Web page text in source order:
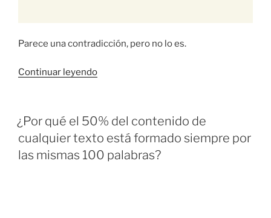
Parece una contradicción, pero no lo es.
Continuar leyendo
¿Por qué el 50% del contenido de
cualquier texto está formado siempre por
las mismas 100 palabras?